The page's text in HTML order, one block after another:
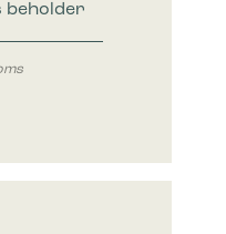
beholder